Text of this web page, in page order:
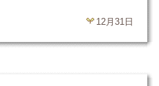
12月31日